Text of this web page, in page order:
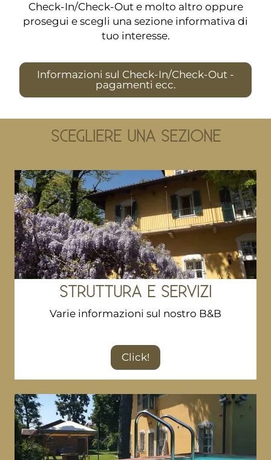
Check-In/Check-Out e molto altro oppure
prosegui e scegli una sezione informativa di
tuo interesse.
Informazioni sul Check-In/Check-Out -
pagamenti ecc.
SCEGLIERE UNA SEZIONE
STRUTTURA E SERVIZI
Varie informazioni sul nostro B&B
Click!